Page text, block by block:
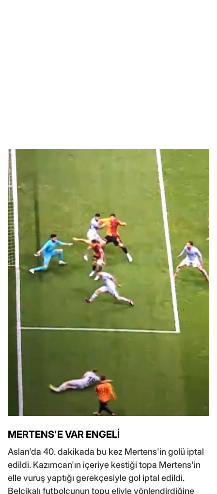
MERTENS'E VAR ENGELİ
Aslan'da 40. dakikada bu kez Mertens'in golü iptal
edildi. Kazımcan'ın içeriye kestiği topa Mertens'in
elle vuruş yaptığı gerekçesiyle gol iptal edildi.
Belçikalı futbolcunun topu eliyle yönlendirdiğine